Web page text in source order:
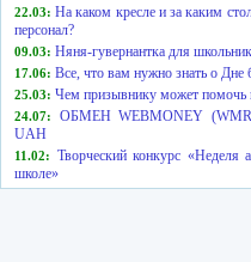
22.03: На каком кресле и за каким
персонал?
09.03: Няня-гувернантка для
17.06: Все, что вам нужно знать о Дне
25.03: Чем призывнику может помочь
24.07:
ОБМЕН WEBMONEY
UAH
11.02: Творческий конкурс «Неделя
школе»